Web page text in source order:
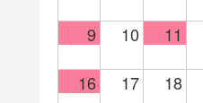
9 10 11
16 17 18